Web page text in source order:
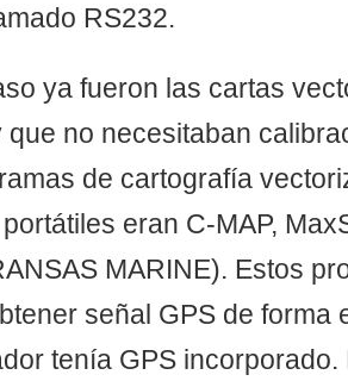
RS232.
ya fueron las cartas
que no necesitaban
de cartografía
eran C-MAP,
MARINE). Estos
señal GPS de forma
tenía GPS